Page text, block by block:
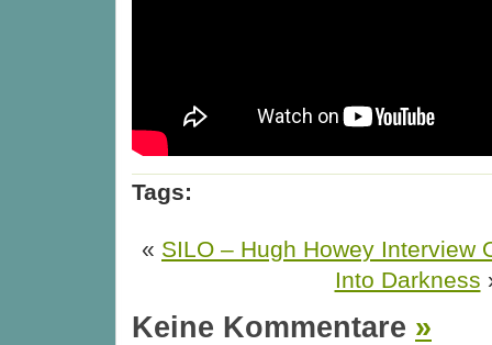
Tags:
« SILO – Hugh Howey Interview
Into Darkness
Keine Kommentare »